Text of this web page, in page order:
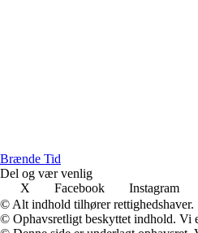
Brænde Tid
Del og vær venlig
X
Facebook Instagram
© Alt indhold tilhører rettighedshaver.
© Ophavsretligt beskyttet indhold. Vi